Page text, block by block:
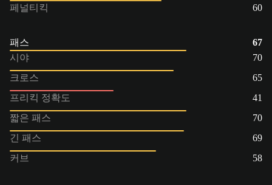
페널티킥
60
패스
67
시야
70
크로스
65
프리킥 정확도
41
짧은 패스
70
긴 패스
69
커브
58